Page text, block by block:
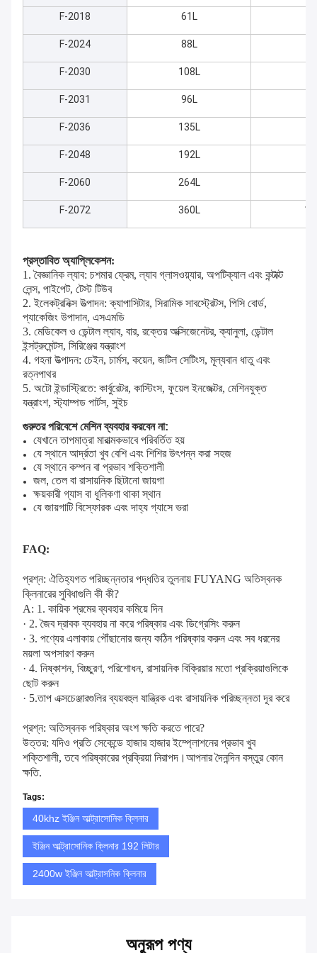
F-2018 61L
F-2024 88L
F-2030 108L
F-2031 96L
F-2036 135L
F-2048 192L
F-2060 264L
F-2072 360L
প্রস্তাবিত অ্যাপ্লিকেশন:
1. বৈজ্ঞানিক ল্যাব: চশমার ফ্রেম, ল্যাব গ্লাসওয়্যার, অপটিক্যাল এবং কন্টাক্ট
লেন্স, পাইপেট, টেস্ট টিউব
2. ইলেকট্রনিক্স উত্পাদন: ক্যাপাসিটার, সিরামিক সাবস্ট্রেটস, পিসি বোর্ড,
প্যাকেজিং উপাদান, এসএমডি
3. মেডিকেল ও ডেন্টাল ল্যাব, বার, রক্তের অক্সিজেনেটর, ক্যানুলা, ডেন্টাল
ইন্সট্রুমেন্টস, সিরিঞ্জের যন্ত্রাংশ
4. গহনা উত্পাদন: চেইন, চার্মস, কয়েন, জটিল সেটিংস, মূল্যবান ধাতু এবং
রত্নপাথর
5. অটো ইন্ডাস্ট্রিতে: কার্বুরেটর, কাস্টিংস, ফুয়েল ইনজেক্টর, মেশিনযুক্ত
যন্ত্রাংশ, স্ট্যাম্পড পার্টস, সুইচ
গুরুতর পরিবেশে মেশিন ব্যবহার করবেন না:
যেখানে তাপমাত্রা মারাত্মকভাবে পরিবর্তিত হয়
যে স্থানে আর্দ্রতা খুব বেশি এবং শিশির উৎপন্ন করা সহজ
যে স্থানে কম্পন বা প্রভাব শক্তিশালী
জল, তেল বা রাসায়নিক ছিটানো জায়গা
ক্ষয়কারী গ্যাস বা ধূলিকণা থাকা স্থান
যে জায়গাটি বিস্ফোরক এবং দাহ্য গ্যাসে ভরা
FAQ:
প্রশ্ন: ঐতিহ্যগত পরিচ্ছন্নতার পদ্ধতির তুলনায় FUYANG অতিস্বনক
ক্লিনারের সুবিধাগুলি কী কী?
A: 1. কায়িক শ্রমের ব্যবহার কমিয়ে দিন
· 2. জৈব দ্রাবক ব্যবহার না করে পরিষ্কার এবং ডিগ্রেসিং করুন
· 3. পণ্যের এলাকায় পৌঁছানোর জন্য কঠিন পরিষ্কার করুন এবং সব ধরনের
ময়লা অপসারণ করুন
· 4. নিষ্কাশন, বিচ্ছুরণ, পরিশোধন, রাসায়নিক বিক্রিয়ার মতো প্রক্রিয়াগুলিকে
ছোট করুন
· 5.তাপ এক্সচেঞ্জারগুলির ব্যয়বহুল যান্ত্রিক এবং রাসায়নিক পরিচ্ছন্নতা দূর করে
প্রশ্ন: অতিস্বনক পরিষ্কার অংশ ক্ষতি করতে পারে?
উত্তর: যদিও প্রতি সেকেন্ডে হাজার হাজার ইম্প্লোশনের প্রভাব খুব
শক্তিশালী, তবে পরিষ্কারের প্রক্রিয়া নিরাপদ।আপনার দৈনন্দিন বস্তুর কোন
ক্ষতি.
Tags:
40khz ইঞ্জিন আল্ট্রাসোনিক ক্লিনার
ইঞ্জিন আল্ট্রাসোনিক ক্লিনার 192 লিটার
2400w ইঞ্জিন আল্ট্রাসনিক ক্লিনার
অনুরূপ পণ্য